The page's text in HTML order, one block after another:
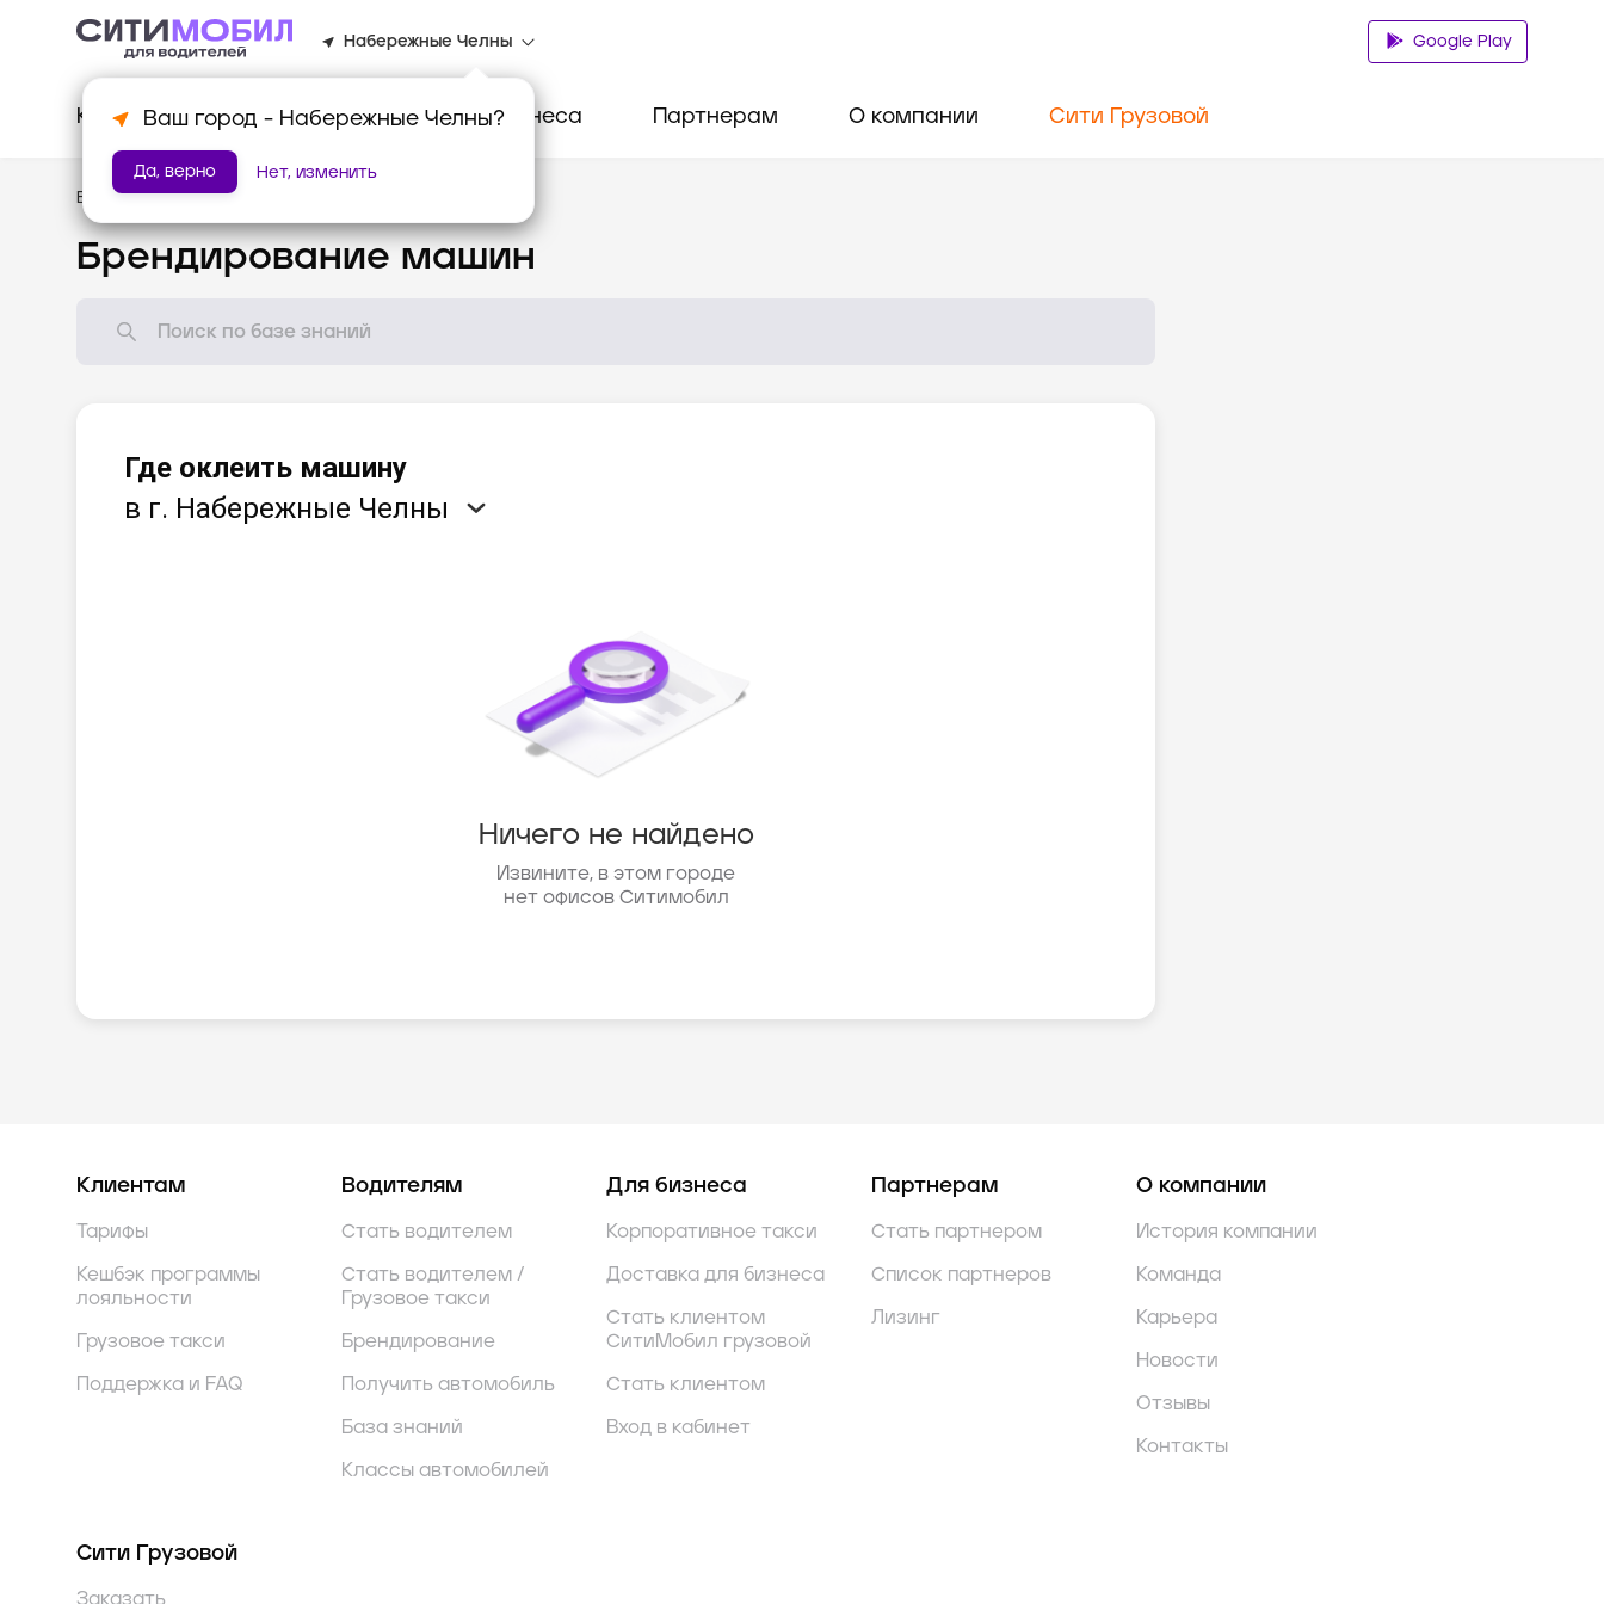
Набережные Челны
Ваш город - Набережные Челны?
Да, верно Нет, изменить
Google Play
Клиентам Водителям Для бизнеса Партнерам О компании Сити Грузовой
База знаний /Мотивация
Брендирование машин
Где оклеить машину
в г. Набережные Челны
Ничего не найдено
Извините, в этом городе
нет офисов Ситимобил
Клиентам
Тарифы
Кешбэк программы
лояльности
Грузовое такси
Поддержка и FAQ
Водителям
Стать водителем
Стать водителем /
Грузовое такси
Брендирование
Получить автомобиль
База знаний
Классы автомобилей
Для бизнеса
Корпоративное такси
Доставка для бизнеса
Стать клиентом
СитиМобил грузовой
Стать клиентом
Вход в кабинет
Партнерам
Стать партнером
Список партнеров
Лизинг
О компании
История компании
Команда
Карьера
Новости
Отзывы
Контакты
Сити Грузовой
Заказать